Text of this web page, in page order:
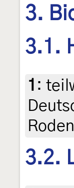
3.
3.1.
1 :
3.2.